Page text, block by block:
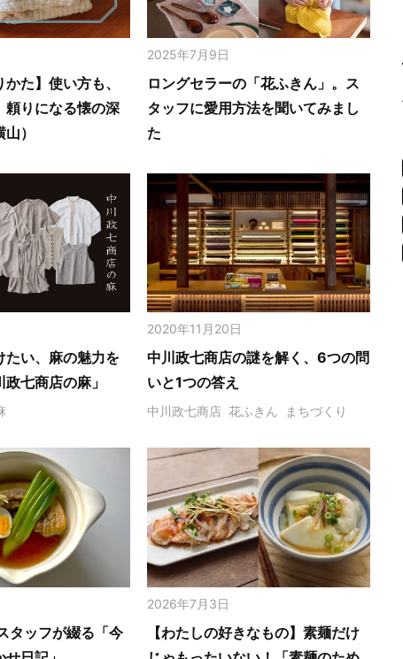
た】使い方も、
頼りになる懐の深
）
2025年7月9日
ロングセラーの「花ふきん」。ス
タッフに愛用方法を聞いてみまし
た
たい、麻の魅力を
七商店の麻」
2020年11月20日
中川政七商店の謎を解く、6つの問
いと1つの答え
中川政七商店 花ふきん まちづくり
タッフが綴る「今
2026年7月3日
【わたしの好きなもの】素麺だけ